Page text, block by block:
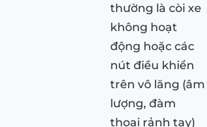
thường là còi xe
không hoạt
động hoặc các
nút điều khiển
trên vô lăng (âm
lượng, đàm
thoại rảnh tay)